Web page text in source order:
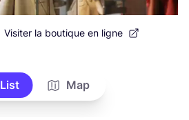
Visiter la boutique en ligne
List Map